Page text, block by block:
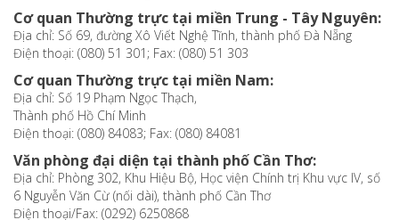
Cơ quan Thường trực tại miền Trung - Tây Nguyên:
Địa chỉ: Số 69, đường Xô Viết Nghệ Tĩnh, thành phố Đà Nẵng
Điện thoại: (080) 51 301; Fax: (080) 51 303
Cơ quan Thường trực tại miền Nam:
Địa chỉ: Số 19 Phạm Ngọc Thạch,
Thành phố Hồ Chí Minh
Điện thoại: (080) 84083; Fax: (080) 84081
Văn phòng đại diện tại thành phố Cần Thơ:
Địa chỉ: Phòng 302, Khu Hiệu Bộ, Học viện Chính trị Khu vực IV, số
6 Nguyễn Văn Cừ (nối dài), thành phố Cần Thơ
Điện thoại/Fax: (0292) 6250868